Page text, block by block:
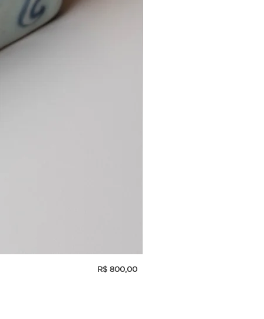
Preço
R$ 800,00